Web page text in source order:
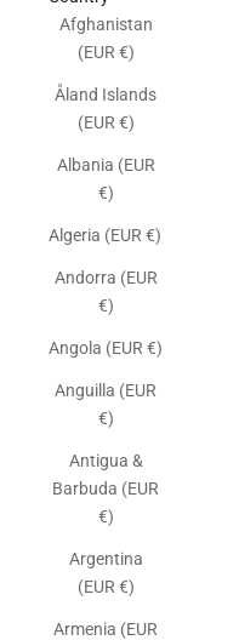
Afghanistan
(EUR €)
Åland Islands
(EUR €)
Albania (EUR
€)
Algeria (EUR €)
Andorra (EUR
€)
Angola (EUR €)
Anguilla (EUR
€)
Antigua &
Barbuda (EUR
€)
Argentina
(EUR €)
Armenia (EUR